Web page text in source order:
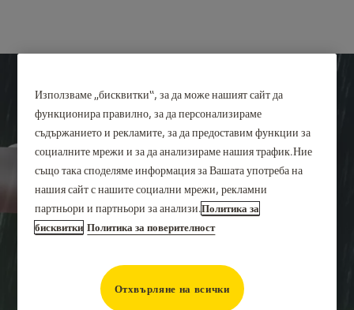
Използваме „бисквитки“, за да може нашият сайт да
функционира правилно, за да персонализираме
съдържанието и рекламите, за да предоставим функции за
социалните мрежи и за да анализираме нашия трафик.Ние
също така споделяме информация за Вашата употреба на
нашия сайт с нашите социални мрежи, рекламни
партньори и партньори за анализи.Политика за
бисквитки Политика за поверителност
Отхвърляне на всички